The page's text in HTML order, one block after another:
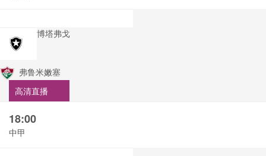
博塔弗戈
弗鲁米嫩塞
高清直播
18:00
中甲